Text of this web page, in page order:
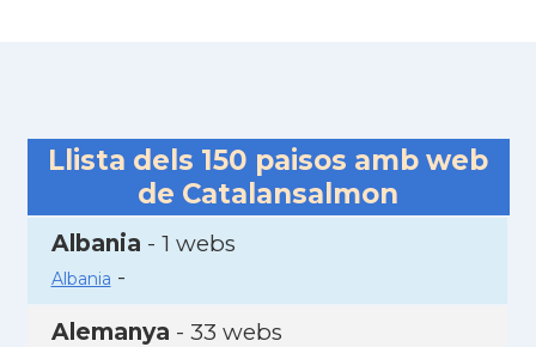
Llista dels 150 paisos amb web
de Catalansalmon
Albania - 1 webs
Albania -
Alemanya - 33 webs